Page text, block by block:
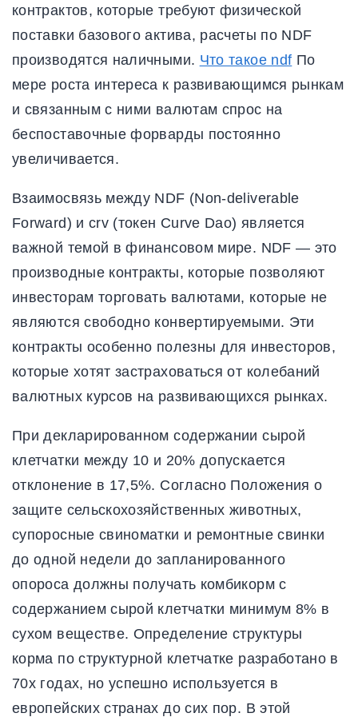
контрактов, которые требуют физической
поставки базового актива, расчеты по NDF
производятся наличными. Что такое ndf По
мере роста интереса к развивающимся рынкам
и связанным с ними валютам спрос на
беспоставочные форварды постоянно
увеличивается.
Взаимосвязь между NDF (Non-deliverable
Forward) и crv (токен Curve Dao) является
важной темой в финансовом мире. NDF — это
производные контракты, которые позволяют
инвесторам торговать валютами, которые не
являются свободно конвертируемыми. Эти
контракты особенно полезны для инвесторов,
которые хотят застраховаться от колебаний
валютных курсов на развивающихся рынках.
При декларированном содержании сырой
клетчатки между 10 и 20% допускается
отклонение в 17,5%. Согласно Положения о
защите сельскохозяйственных животных,
супоросные свиноматки и ремонтные свинки
до одной недели до запланированного
опороса должны получать комбикорм с
содержанием сырой клетчатки минимум 8% в
сухом веществе. Определение структуры
корма по структурной клетчатке разработано в
70х годах, но успешно используется в
европейских странах до сих пор. В этой